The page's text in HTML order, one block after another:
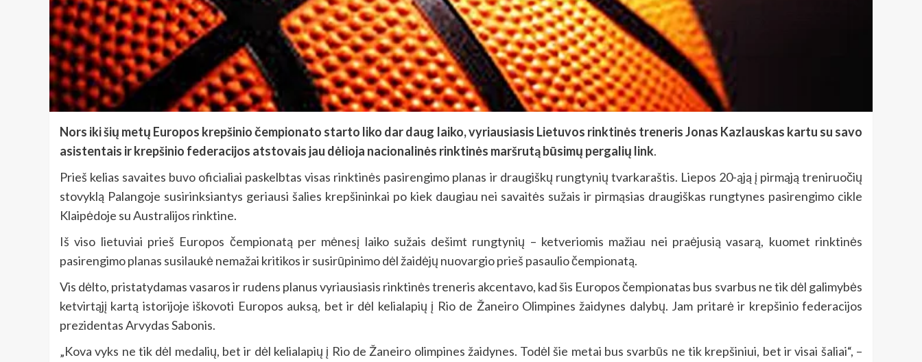
Nors iki šių metų Europos krepšinio čempionato starto liko dar daug laiko, vyriausiasis Lietuvos rinktinės treneris Jonas Kazlauskas kartu su savo
asistentais ir krepšinio federacijos atstovais jau dėlioja nacionalinės rinktinės maršrutą būsimų pergalių link.
Prieš kelias savaites buvo oficialiai paskelbtas visas rinktinės pasirengimo planas ir draugiškų rungtynių tvarkaraštis. Liepos 20-ąją į pirmąją treniruočių
stovyklą Palangoje susirinksiantys geriausi šalies krepšininkai po kiek daugiau nei savaitės sužais ir pirmąsias draugiškas rungtynes pasirengimo cikle
Klaipėdoje su Australijos rinktine.
Iš viso lietuviai prieš Europos čempionatą per mėnesį laiko sužais dešimt rungtynių – ketveriomis mažiau nei praėjusią vasarą, kuomet rinktinės
pasirengimo planas susilaukė nemažai kritikos ir susirūpinimo dėl žaidėjų nuovargio prieš pasaulio čempionatą.
Vis dėlto, pristatydamas vasaros ir rudens planus vyriausiasis rinktinės treneris akcentavo, kad šis Europos čempionatas bus svarbus ne tik dėl galimybės
ketvirtąjį kartą istorijoje iškovoti Europos auksą, bet ir dėl kelialapių į Rio de Žaneiro Olimpines žaidynes dalybų. Jam pritarė ir krepšinio federacijos
prezidentas Arvydas Sabonis.
„Kova vyks ne tik dėl medalių, bet ir dėl kelialapių į Rio de Žaneiro olimpines žaidynes. Todėl šie metai bus svarbūs ne tik krepšiniui, bet ir visai šaliai“, –